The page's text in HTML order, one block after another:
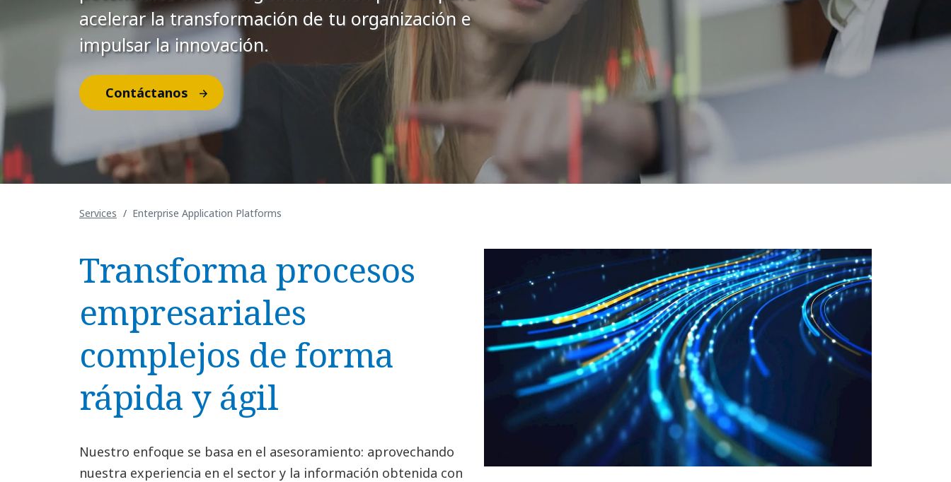
acelerar la transformación de tu organización e
impulsar la innovación.
Contáctanos
Services Enterprise Application Platforms
Transforma procesos
empresariales
complejos de forma
rápida y ágil
Nuestro enfoque se basa en el asesoramiento: aprovechando
nuestra experiencia en el sector y la información obtenida con